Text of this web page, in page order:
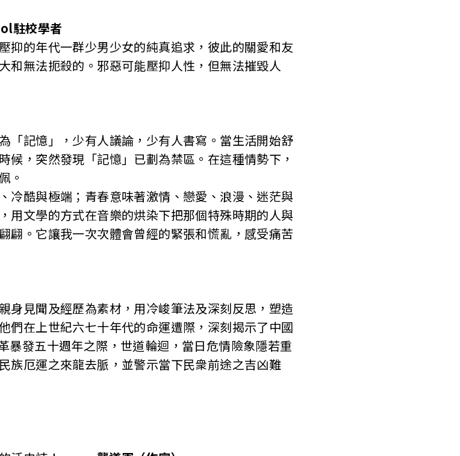
駐校學者
的年代一群少男少女的純真追求，彼此的關愛和友
和無法扼殺的。邪惡可能壓抑人性，但無法摧毀人
記憶」，少有人議論，少有人書寫。當生活開始舒
候，突然發現「記憶」已劃為禁區。在這種情勢下，
。
酷與極端；青春意味著激情、戀愛、浪漫、迷茫與
用文學的方式在音樂的烘染下把那個特殊時期的人與
翩。它讓我一次次體會曾經的緊張和慌亂，感受痛苦
見聞及經歷為素材，用冷峻筆法及深刻反思，塑造
們在上世紀六七十年代的命運遭際，深刻揭示了中國
發五十週年之際，世道輪迴，當日危情險象隱若重
族厄運之來龍去脈，並警示當下民衆前途之吉凶難